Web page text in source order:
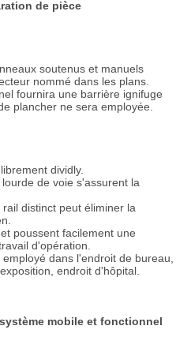
de pièce
soutenus et manuels
nommé dans les plans.
fournira une barrière ignifuge
plancher ne sera employée.
dividly.
de voie s'assurent la
distinct peut éliminer la
poussent facilement une
d'opération.
dans l'endroit de bureau,
endroit d'hôpital.
mobile et fonctionnel